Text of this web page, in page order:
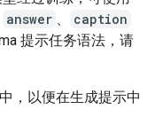
answer 、
caption
提示任务语法，请
，以便在生成提示中